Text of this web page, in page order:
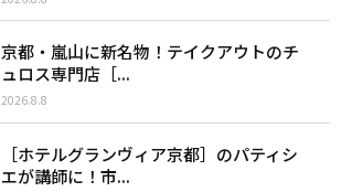
京都・嵐山に新名物！テイクアウトのチ
ュロス専門店［...
2026.8.8
［ホテルグランヴィア京都］のパティシ
エが講師に！市...